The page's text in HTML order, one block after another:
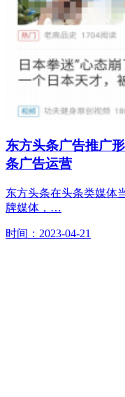
东方头条广告推广
条广告运营
东方头条在头条类媒体
牌媒体，…
时间：2023-04-21